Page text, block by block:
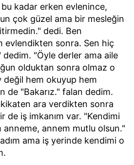
kadar erken evlenince,
çok güzel ama bir mesleğin
dedi. Ben
evlendikten sonra. Sen hiç
"Öyle derler ama aile
olduktan sonra olmaz o
değil hem okuyup hem
de "Bakarız." falan dedim.
ara verdikten sonra
de iş imkanım var. "Kendimi
anneme, annem mutlu olsun."
ama iş yerinde kendimi o